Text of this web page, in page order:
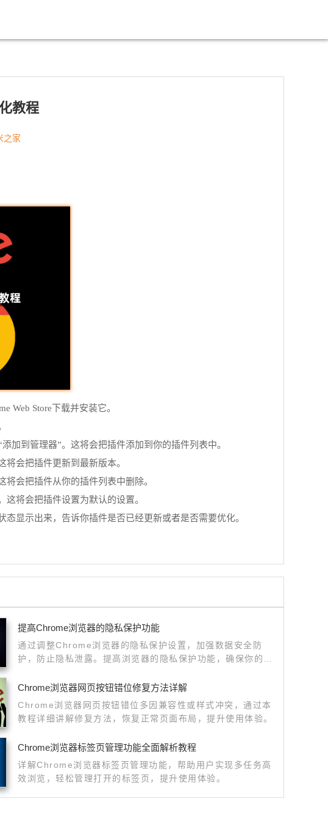
教程
之家
Web Store下载并安装它。
加到管理器”。这将会把插件添加到你的插件列表中。
会把插件更新到最新版本。
会把插件从你的插件列表中删除。
将会把插件设置为默认的设置。
显示出来，告诉你插件是否已经更新或者是否需要优化。
提高Chrome浏览器的隐私保护功能
通过调整Chrome浏览器的隐私保护设置，加强数据安全防
护，防止隐私泄露。提高浏览器的隐私保护功能，确保你的上
Chrome浏览器网页按钮错位修复方法详解
Chrome浏览器网页按钮错位多因兼容性或样式冲突，通过本
教程详细讲解修复方法，恢复正常页面布局，提升使用体验。
Chrome浏览器标签页管理功能全面解析教程
详解Chrome浏览器标签页管理功能，帮助用户实现多任务高
效浏览，轻松管理打开的标签页，提升使用体验。